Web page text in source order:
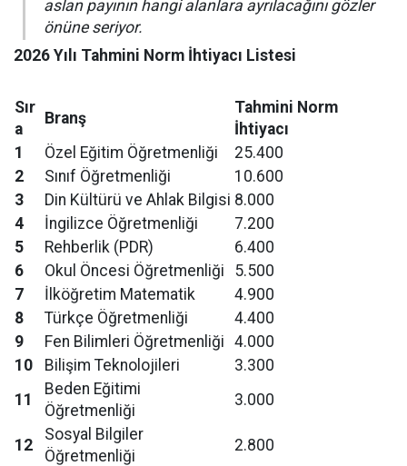
aslan payının hangi alanlara ayrılacağını gözler
önüne seriyor.
2026 Yılı Tahmini Norm İhtiyacı Listesi
Sır
a
Branş
Tahmini Norm
İhtiyacı
1
Özel Eğitim Öğretmenliği
25.400
2
Sınıf Öğretmenliği
10.600
3
Din Kültürü ve Ahlak Bilgisi 8.000
4
İngilizce Öğretmenliği
7.200
5
Rehberlik (PDR)
6.400
6
Okul Öncesi Öğretmenliği
5.500
7
İlköğretim Matematik
4.900
8
Türkçe Öğretmenliği
4.400
9
Fen Bilimleri Öğretmenliği 4.000
10
Bilişim Teknolojileri
3.300
11
Beden Eğitimi
Öğretmenliği
3.000
12
Sosyal Bilgiler
Öğretmenliği
2.800